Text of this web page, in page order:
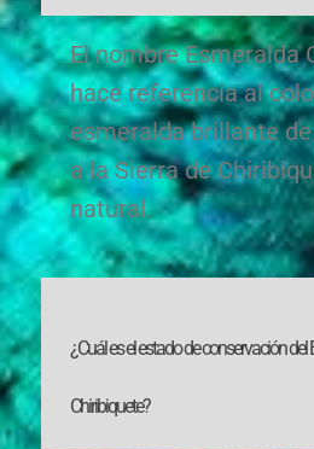
El nombre Esmeralda
hace referencia al
esmeralda brillante
a la Sierra de
natural.
¿Cuál es el estado de conservación
Chiribiquete?